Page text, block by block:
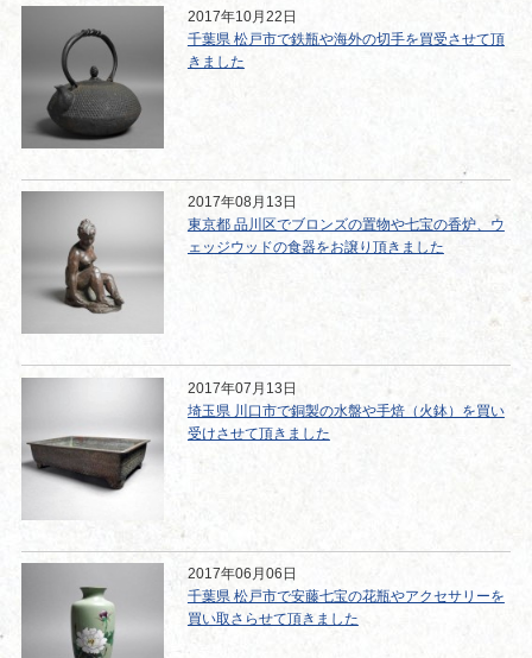
2017年10月22日
千葉県 松戸市で鉄瓶や海外の切手を買受させて頂
きました
2017年08月13日
東京都 品川区でブロンズの置物や七宝の香炉、ウ
ェッジウッドの食器をお譲り頂きました
2017年07月13日
埼玉県 川口市で銅製の水盤や手焙（火鉢）を買い
受けさせて頂きました
2017年06月06日
千葉県 松戸市で安藤七宝の花瓶やアクセサリーを
買い取さらせて頂きました